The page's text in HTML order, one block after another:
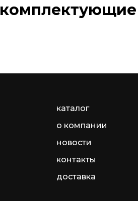
каталог
о компании
новости
контакты
доставка